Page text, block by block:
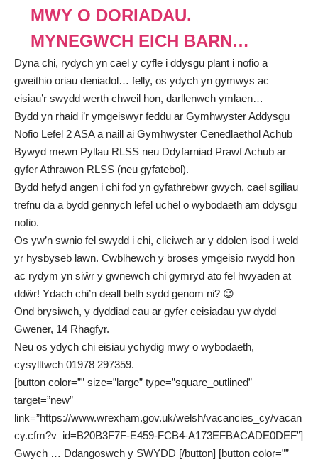
MWY O DORIADAU.
MYNEGWCH EICH BARN…
Dyna chi, rydych yn cael y cyfle i ddysgu plant i nofio a
gweithio oriau deniadol… felly, os ydych yn gymwys ac
eisiau’r swydd werth chweil hon, darllenwch ymlaen…
Bydd yn rhaid i’r ymgeiswyr feddu ar Gymhwyster Addysgu
Nofio Lefel 2 ASA a naill ai Gymhwyster Cenedlaethol Achub
Bywyd mewn Pyllau RLSS neu Ddyfarniad Prawf Achub ar
gyfer Athrawon RLSS (neu gyfatebol).
Bydd hefyd angen i chi fod yn gyfathrebwr gwych, cael sgiliau
trefnu da a bydd gennych lefel uchel o wybodaeth am ddysgu
nofio.
Os yw’n swnio fel swydd i chi, cliciwch ar y ddolen isod i weld
yr hysbyseb lawn. Cwblhewch y broses ymgeisio rwydd hon
ac rydym yn siŵr y gwnewch chi gymryd ato fel hwyaden at
ddŵr! Ydach chi’n deall beth sydd genom ni? 😉
Ond brysiwch, y dyddiad cau ar gyfer ceisiadau yw dydd
Gwener, 14 Rhagfyr.
Neu os ydych chi eisiau ychydig mwy o wybodaeth,
cysylltwch 01978 297359.
[button color=”” size=”large” type=”square_outlined”
target=”new”
link=”https://www.wrexham.gov.uk/welsh/vacancies_cy/vacan
cy.cfm?v_id=B20B3F7F-E459-FCB4-A173EFBACADE0DEF”]
Gwych … Ddangoswch y SWYDD [/button] [button color=””